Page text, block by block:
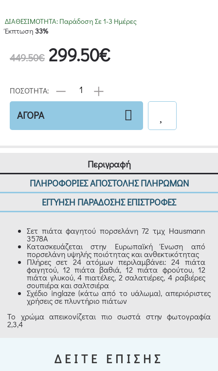
ΔΙΑΘΕΣΙΜΟΤΗΤΑ: Παράδοση Σε 1-3 Ημέρες
Έκπτωση 33%
449.50€ 299.50€
ΠΟΣΟΤΗΤΑ:
ΑΓΟΡΑ
Περιγραφή
ΠΛΗΡΟΦΟΡΙΕΣ ΑΠΟΣΤΟΛΗΣ ΠΛΗΡΩΜΩΝ
ΕΓΓΥΗΣΗ ΠΑΡΑΔΟΣΗΣ ΕΠΙΣΤΡΟΦΕΣ
Σετ πιάτα φαγητού πορσελάνη 72 τμχ Hausmann
3578A
Κατασκευάζεται στην Ευρωπαϊκή Ένωση από
πορσελάνη υψηλής ποιότητας και ανθεκτικότητας
Πλήρες σετ 24 ατόμων περιλαμβάνει: 24 πιάτα
φαγητού, 12 πιάτα βαθιά, 12 πιάτα φρούτου, 12
πιάτα γλυκού, 4 πιατέλες, 2 σαλατιέρες, 4 ραβιέρες
σουπιέρα και σαλτσιέρα
Σχέδιο inglaze (κάτω από το υάλωμα), απεριόριστες
χρήσεις σε πλυντήριο πιάτων
Το χρώμα απεικονίζεται πιο σωστά στην φωτογραφία
2,3,4
ΔΕΙΤΕ ΕΠΙΣΗΣ